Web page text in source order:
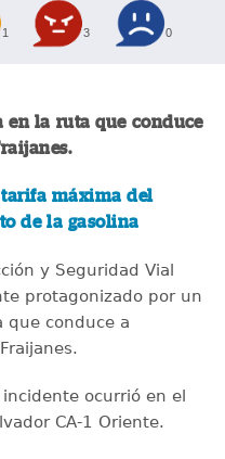
1 3 0
en la ruta que conduce
máxima del
de la gasolina
y Seguridad Vial
protagonizado por un
que conduce a
ocurrió en el
CA-1 Oriente.